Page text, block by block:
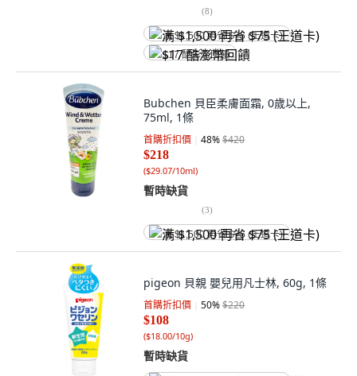
(8)
满 $1,500 再省 $75 (王道卡)
$17 酷澎幣回饋
Bubchen 貝臣柔膚面霜, 0歲以上,
75ml, 1條
首購折扣價 48%$420
$218
($29.07/10ml)
暫時缺貨
(3)
满 $1,500 再省 $75 (王道卡)
pigeon 貝親 嬰兒用凡士林, 60g, 1條
首購折扣價 50%$220
$108
($18.00/10g)
暫時缺貨